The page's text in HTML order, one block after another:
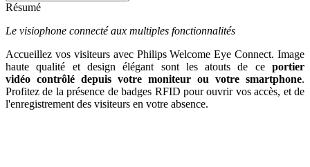
Résumé
Le visiophone connecté aux multiples fonctionnalités
Accueillez vos visiteurs avec Philips Welcome Eye Connect. Image
haute qualité et design élégant sont les atouts de ce portier
vidéo contrôlé depuis votre moniteur ou votre smartphone.
Profitez de la présence de badges RFID pour ouvrir vos accès, et de
l'enregistrement des visiteurs en votre absence.